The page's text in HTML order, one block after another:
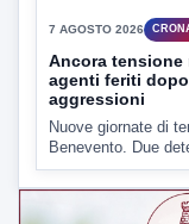
7 AGOSTO 2026
Ancora tensione
agenti feriti dopo
Nuove giornate di
Benevento. Due